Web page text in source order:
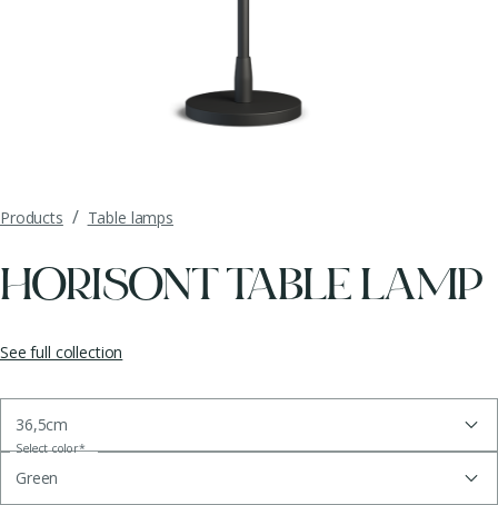
Products / Table lamps
HORISONT TABLE LAMP
See full collection
36,5cm
Select color*
Green